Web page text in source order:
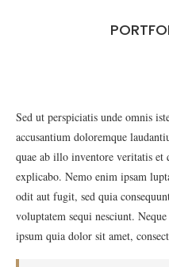
Sed ut perspiciatis unde omnis
accusantium doloremque
quae ab illo inventore veritatis et
explicabo. Nemo enim ipsam
odit aut fugit, sed quia
voluptatem sequi nesciunt.
ipsum quia dolor sit amet,